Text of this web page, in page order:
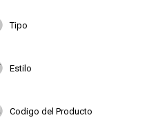
Tipo
Estilo
Codigo del Producto